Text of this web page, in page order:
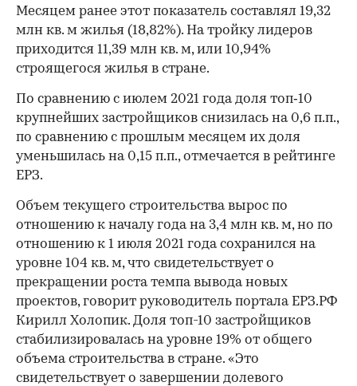
Месяцем ранее этот показатель составлял 19,32
млн кв. м жилья (18,82%). На тройку лидеров
приходится 11,39 млн кв. м, или 10,94%
строящегося жилья в стране.
По сравнению с июлем 2021 года доля топ‑10
крупнейших застройщиков снизилась на 0,6 п.п.,
по сравнению с прошлым месяцем их доля
уменьшилась на 0,15 п.п., отмечается в рейтинге
ЕРЗ.
Объем текущего строительства вырос по
отношению к началу года на 3,4 млн кв. м, но по
отношению к 1 июля 2021 года сохранился на
уровне 104 кв. м, что свидетельствует о
прекращении роста темпа вывода новых
проектов, говорит руководитель портала ЕРЗ.РФ
Кирилл Холопик. Доля топ-10 застройщиков
стабилизировалась на уровне 19% от общего
объема строительства в стране. «Это
свидетельствует о завершении долевого